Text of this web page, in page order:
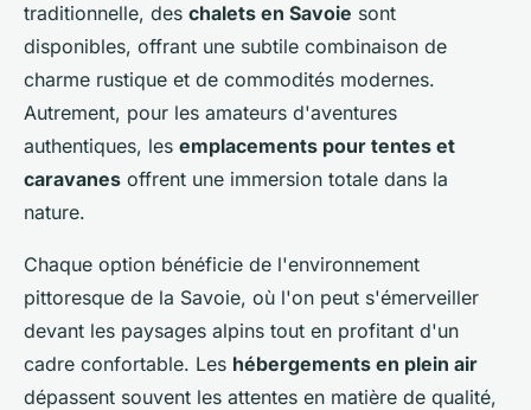
traditionnelle, des chalets en Savoie sont
disponibles, offrant une subtile combinaison de
charme rustique et de commodités modernes.
Autrement, pour les amateurs d'aventures
authentiques, les emplacements pour tentes et
caravanes offrent une immersion totale dans la
nature.
Chaque option bénéficie de l'environnement
pittoresque de la Savoie, où l'on peut s'émerveiller
devant les paysages alpins tout en profitant d'un
cadre confortable. Les hébergements en plein air
dépassent souvent les attentes en matière de qualité,